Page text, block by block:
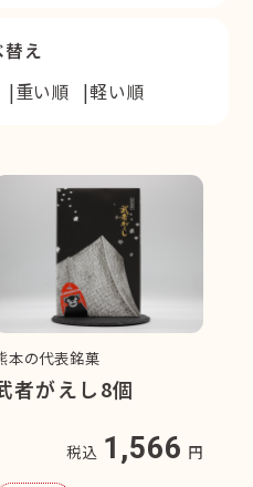
え
重い順 軽い順
本の代表銘菓
者がえし8個
税込 1,566 円